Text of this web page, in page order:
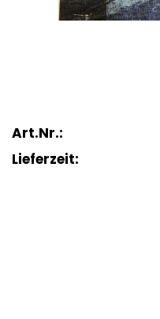
Art.Nr.:
Lieferzeit: